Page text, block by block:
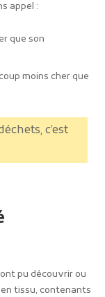
appel :
que son
moins cher que
c’est
pu découvrir ou
tissu, contenants